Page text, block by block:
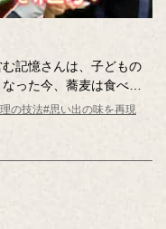
記憶さんは、子どもの
った今、蕎麦は食べら
いう強い思いを持って
調査しながら、試行錯
の技法#思い出の味を再現